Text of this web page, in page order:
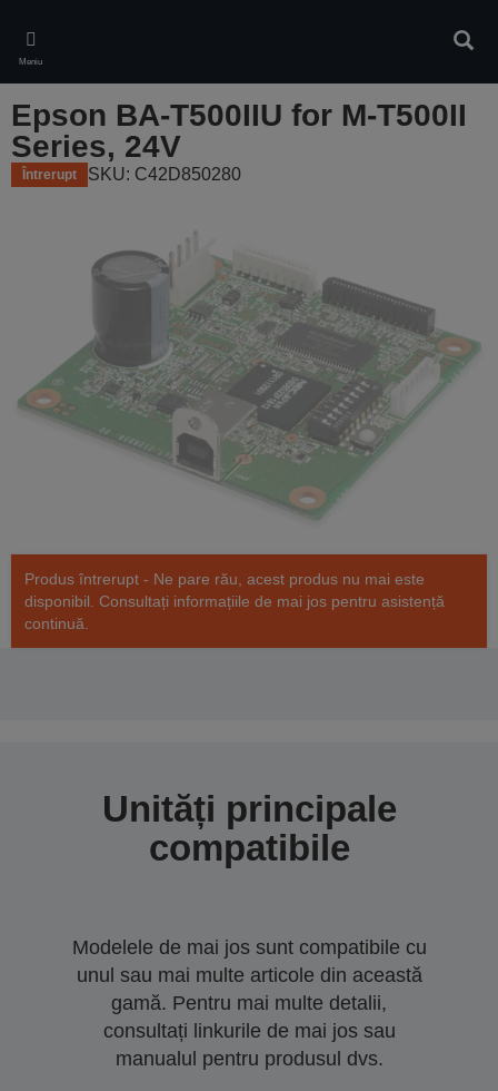
main
content
Meniu
Epson BA-T500IIU for M-T500II
Series, 24V
Întrerupt SKU: C42D850280
Produs întrerupt - Ne pare rău, acest produs nu mai este
disponibil. Consultați informațiile de mai jos pentru asistență
continuă.
Unități principale
compatibile
Modelele de mai jos sunt compatibile cu
unul sau mai multe articole din această
gamă. Pentru mai multe detalii,
consultați linkurile de mai jos sau
manualul pentru produsul dvs.